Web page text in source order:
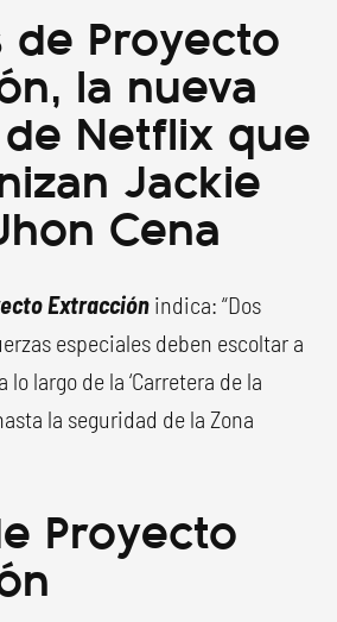
de Proyecto
la nueva
Netflix que
Jackie
Cena
Extracción indica: “Dos
especiales deben escoltar a
largo de la ‘Carretera de la
la seguridad de la Zona
Proyecto